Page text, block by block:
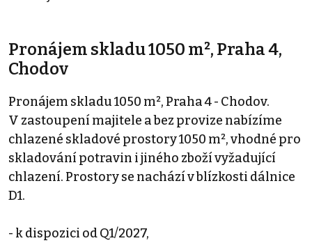
Pronájem skladu 1050 m², Praha 4,
Chodov
Pronájem skladu 1050 m², Praha 4 - Chodov.
V zastoupení majitele a bez provize nabízíme
chlazené skladové prostory 1050 m², vhodné pro
skladování potravin i jiného zboží vyžadující
chlazení. Prostory se nachází v blízkosti dálnice
D1.
- k dispozici od Q1/2027,